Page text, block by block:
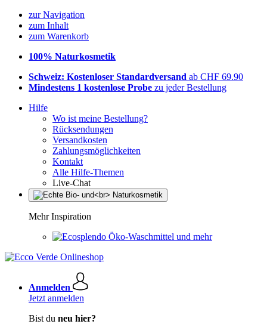
zur Navigation
zum Inhalt
zum Warenkorb
100% Naturkosmetik
Schweiz: Kostenloser Standardversand ab CHF 69.90
Mindestens 1 kostenlose Probe zu jeder Bestellung
Hilfe
Wo ist meine Bestellung?
Rücksendungen
Versandkosten
Zahlungsmöglichkeiten
Kontakt
Alle Hilfe-Themen
Live-Chat
Mehr Inspiration
Öko-Waschmittel und mehr
Anmelden
Jetzt anmelden
Bist du neu hier?